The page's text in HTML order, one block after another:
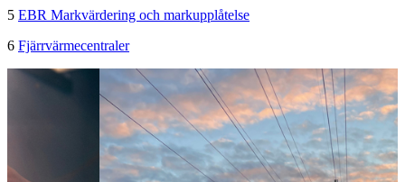
5 EBR Markvärdering och markupplåtelse
6 Fjärrvärmecentraler